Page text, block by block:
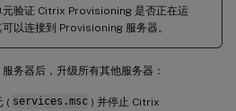
元验证 Citrix Provisioning 是否正在运
以连接到 Provisioning 服务器。
务器后，升级所有其他服务器：
( services.msc ) 并停止 Citrix